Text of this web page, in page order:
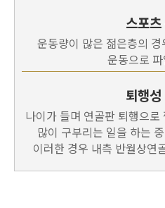
스포
운동량이 많은 젊은층의
운동으로
퇴행
나이가 들며 연골판 퇴행으
많이 구부리는 일을 하는
이러한 경우 내측 반월상연